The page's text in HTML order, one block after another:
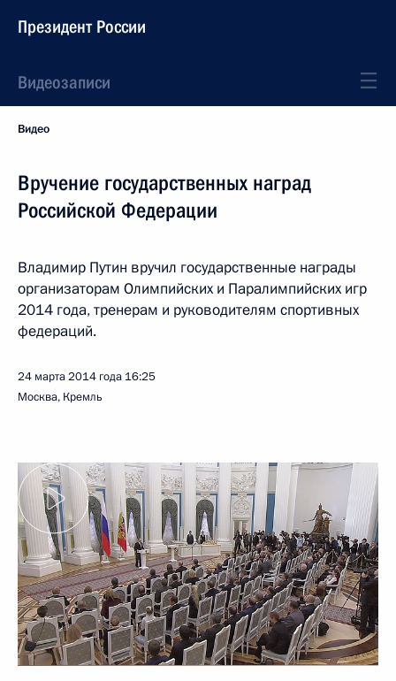
Президент России
Видеозаписи
Видео
Вручение государственных наград
Российской Федерации
Владимир Путин вручил государственные награды
организаторам Олимпийских и Паралимпийских игр
2014 года, тренерам и руководителям спортивных
федераций.
24 марта 2014 года 16:25
Москва, Кремль